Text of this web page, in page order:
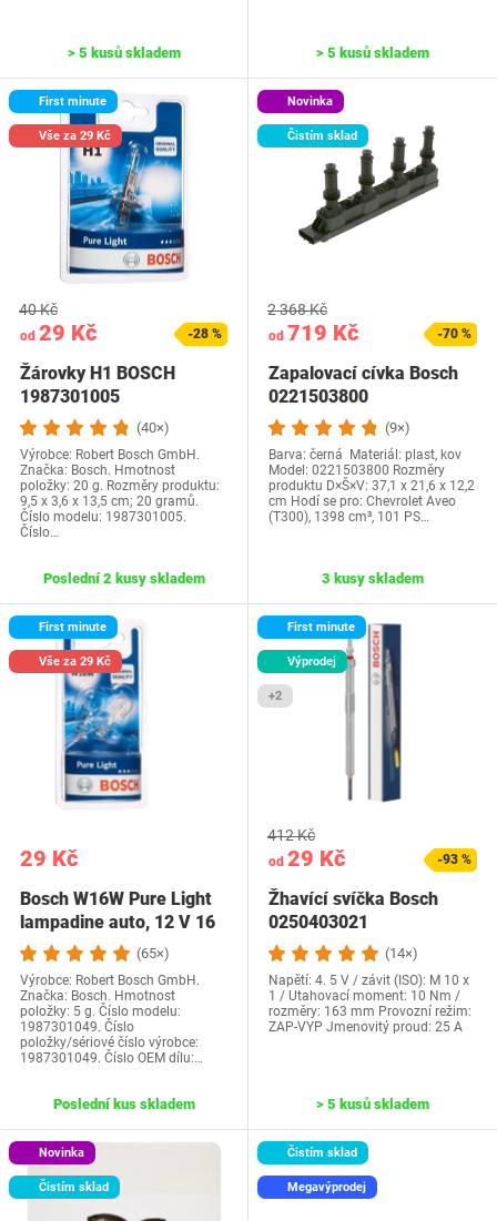
> 5 kusů skladem > 5 kusů skladem
First minute
Vše za 29 Kč
od 29 Kč
40 Kč
-28 %
Žárovky H1 BOSCH
1987301005
(40×)
Výrobce: Robert Bosch GmbH.
Značka: Bosch. Hmotnost
položky: 20 g. Rozměry produktu:
9,5 x 3,6 x 13,5 cm; 20 gramů.
Číslo modelu: 1987301005.
Číslo…
Poslední 2 kusy skladem
Novinka
Čistím sklad
od 719 Kč
2 368 Kč
-70 %
Zapalovací cívka Bosch
0221503800
(9×)
Barva: černá Materiál: plast, kov
Model: 0221503800 Rozměry
produktu D×Š×V: 37,1 x 21,6 x 12,2
cm Hodí se pro: Chevrolet Aveo
(T300), 1398 cm³, 101 PS…
3 kusy skladem
First minute
Vše za 29 Kč
29 Kč
Bosch W16W Pure Light
lampadine auto, 12 V 16
W W2,1x9,5d,…(65×)
Výrobce: Robert Bosch GmbH.
Značka: Bosch. Hmotnost
položky: 5 g. Číslo modelu:
1987301049. Číslo
položky/sériové číslo výrobce:
1987301049. Číslo OEM dílu:…
Poslední kus skladem
First minute
Výprodej
+2
od 29 Kč
412 Kč
-93 %
Žhavící svíčka Bosch
0250403021
(14×)
Napětí: 4. 5 V / závit (ISO): M 10 x
1 / Utahovací moment: 10 Nm /
rozměry: 163 mm Provozní režim:
ZAP-VYP Jmenovitý proud: 25 A
> 5 kusů skladem
Novinka
Čistím sklad
Čistím sklad
Megavýprodej